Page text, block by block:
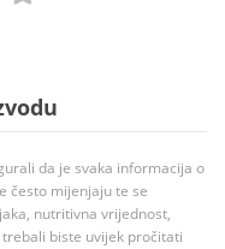
da je svaka informacija o
često mijenjaju te se
nutritivna vrijednost,
biste uvijek pročitati